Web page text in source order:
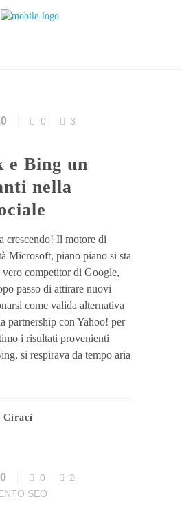
0
3
nella
crescendo! Il motore di
Microsoft, piano piano si sta
competitor di Google,
passo di attirare nuovi
come valida alternativa
con Yahoo! per
i risultati provenienti
si respirava da tempo aria
Ciracì
0
2
SEO